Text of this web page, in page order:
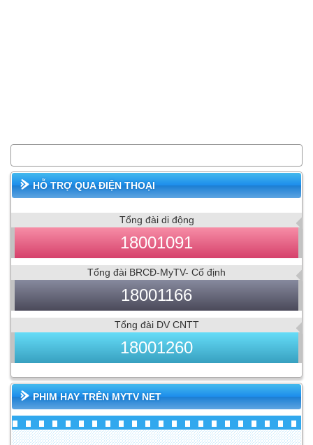
HỖ TRỢ QUA ĐIỆN THOẠI
Tổng đài di động
18001091
Tổng đài BRCĐ-MyTV- Cố định
18001166
Tổng đài DV CNTT
18001260
PHIM HAY TRÊN MYTV NET